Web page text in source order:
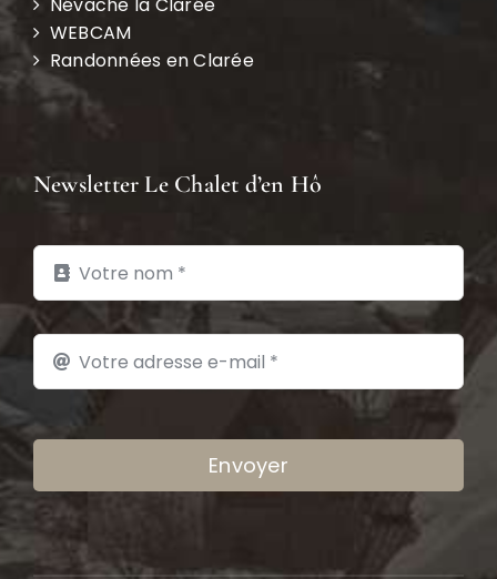
WEBCAM
Randonnées en Clarée
Newsletter Le Chalet d’en Hô
Envoyer